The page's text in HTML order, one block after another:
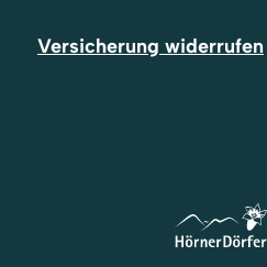
Versicherung widerrufen